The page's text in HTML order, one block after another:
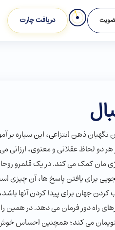
دریافت چارت
ذهن انتزاعی، این سیاره بر
دو لحاظ عقلانی و معنوی، ارزانی
مان کمک می کند. در یک قلمرو
برای یافتن پاسخ ها، آن چیزی
جهان برای پیدا کردن آنها
راه دور فرمان می دهد. در همین
می کند؛ همچنین احساس